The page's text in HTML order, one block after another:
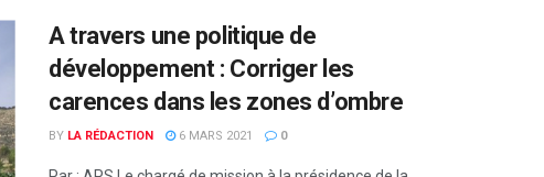
A travers une politique de
développement : Corriger les
carences dans les zones d’ombre
BY LA RÉDACTION 6 MARS 2021 0